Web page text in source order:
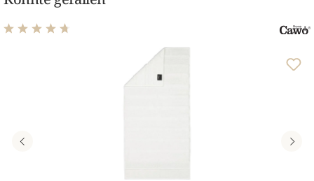
Durchschnittliche Bewertung von 4.7 von 5 Sternen